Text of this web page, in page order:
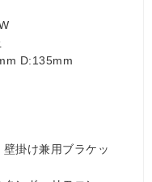
D:135mm
掛け兼用ブラケッ